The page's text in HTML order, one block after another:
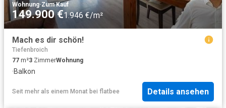
Wohnung·Zum Kauf
149.900 €1.946 €/m²
Mach es dir schön!
Tiefenbroich
77 m²3 ZimmerWohnung
·Balkon
Seit mehr als einem Monat bei flatbee Details ansehen